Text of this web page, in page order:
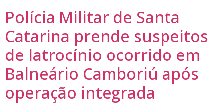
Polícia Militar de Santa
Catarina prende suspeitos
de latrocínio ocorrido em
Balneário Camboriú após
operação integrada